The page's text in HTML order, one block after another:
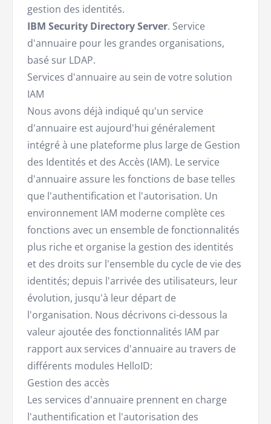
gestion des identités.
IBM Security Directory Server. Service
d'annuaire pour les grandes organisations,
basé sur LDAP.
Services d'annuaire au sein de votre solution
IAM
Nous avons déjà indiqué qu'un service
d'annuaire est aujourd'hui généralement
intégré à une plateforme plus large de Gestion
des Identités et des Accès (IAM). Le service
d'annuaire assure les fonctions de base telles
que l'authentification et l'autorisation. Un
environnement IAM moderne complète ces
fonctions avec un ensemble de fonctionnalités
plus riche et organise la gestion des identités
et des droits sur l'ensemble du cycle de vie des
identités; depuis l'arrivée des utilisateurs, leur
évolution, jusqu'à leur départ de
l'organisation. Nous décrivons ci-dessous la
valeur ajoutée des fonctionnalités IAM par
rapport aux services d'annuaire au travers de
différents modules HelloID:
Gestion des accès
Les services d'annuaire prennent en charge
l'authentification et l'autorisation des